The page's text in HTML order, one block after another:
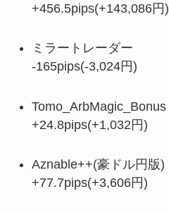
+456.5pips(+143,086円)
ミラートレーダー
-165pips(-3,024円)
Tomo_ArbMagic_Bonus
+24.8pips(+1,032円)
Aznable++(豪ドル円版)
+77.7pips(+3,606円)